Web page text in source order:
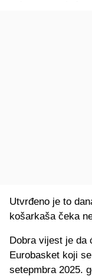
Utvrđeno je to
košarkaša čeka
Dobra vijest je da
Eurobasket koji
setepmbra 2025.